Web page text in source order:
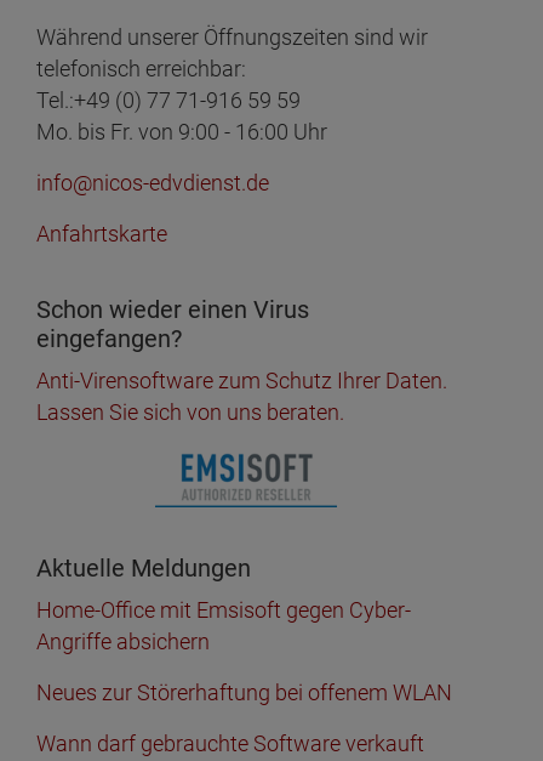
Während unserer Öffnungszeiten sind wir
telefonisch erreichbar:
Tel.:+49 (0) 77 71-916 59 59
Mo. bis Fr. von 9:00 - 16:00 Uhr
info@nicos-edvdienst.de
Anfahrtskarte
Schon wieder einen Virus
eingefangen?
Anti-Virensoftware zum Schutz Ihrer Daten.
Lassen Sie sich von uns beraten.
Aktuelle Meldungen
Home-Office mit Emsisoft gegen Cyber-
Angriffe absichern
Neues zur Störerhaftung bei offenem WLAN
Wann darf gebrauchte Software verkauft